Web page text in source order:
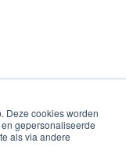
Deze cookies worden
gepersonaliseerde
als via andere